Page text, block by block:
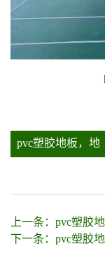
pvc塑胶地板，地
上一条： pvc塑胶
下一条： pvc塑胶